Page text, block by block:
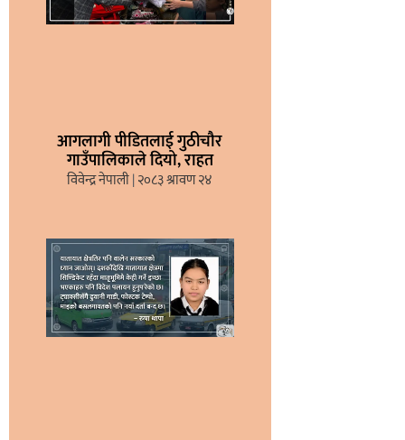
आगलागी पीडितलाई गुठीचौर
गाउँपालिकाले दियो, राहत
विवेन्द्र नेपाली २०८३ श्रावण २४